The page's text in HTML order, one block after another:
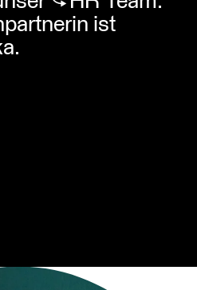
ist